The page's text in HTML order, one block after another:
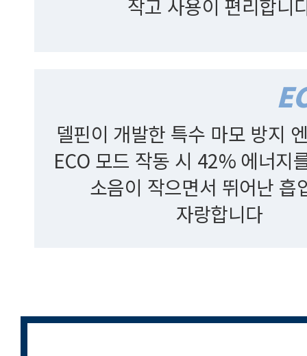
작고 사용이 편리합니
델핀이 개발한 특수 마모 방지
ECO 모드 작동 시 42% 에너지
소음이 작으면서 뛰어난 흡
자랑합니다